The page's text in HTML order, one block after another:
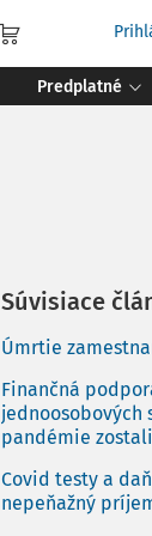
Predplatné
Súvisiace
Úmrtie
Finančná
jednoosobových
pandémie
Covid testy a
nepeňažný